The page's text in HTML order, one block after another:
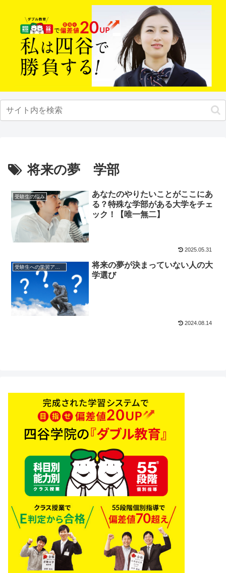
将来の夢 学部
受験生の悩み
あなたのやりたいことがここにあ
る？特殊な学部がある大学をチェ
ック！【唯一無二】
2025.05.31
受験生への学習アドバイス
将来の夢が決まっていない人の大
学選び
2024.08.14